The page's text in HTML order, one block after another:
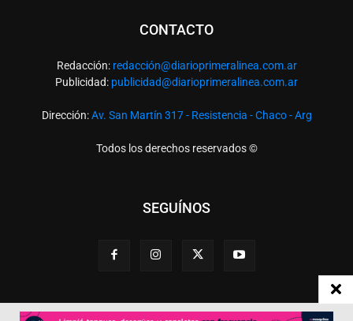
CONTACTO
Redacción: redacción@diarioprimeralinea.com.ar
Publicidad: publicidad@diarioprimeralinea.com.ar
Dirección:Av. San Martín 317 - Resistencia - Chaco - Arg
Todos los derechos reservados ©
SEGUÍNOS